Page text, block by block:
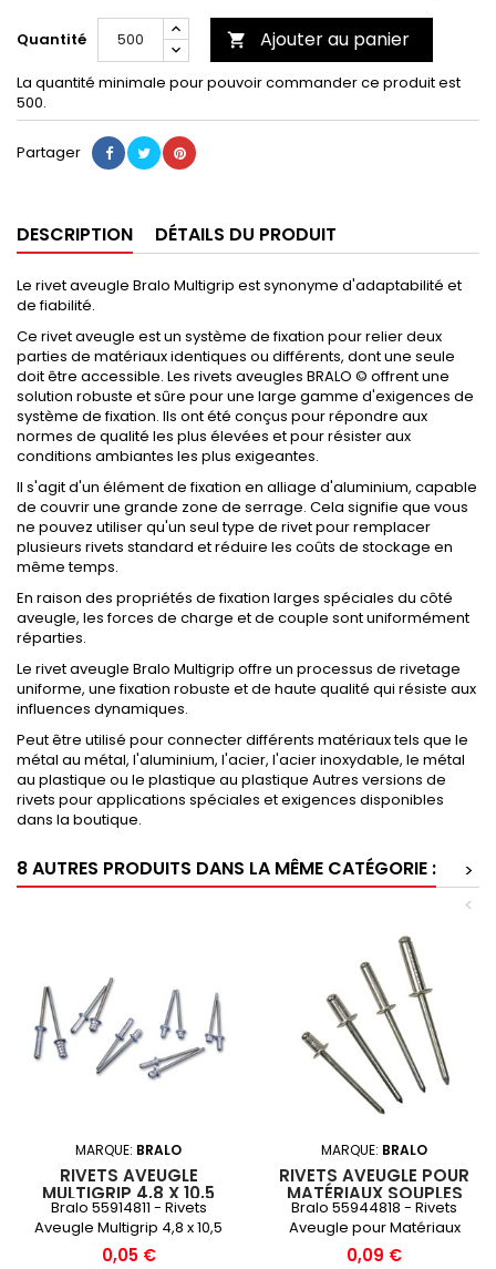
Quantité  Ajouter au panier
La quantité minimale pour pouvoir commander ce produit est
500.
Partager
DESCRIPTION DÉTAILS DU PRODUIT
Le rivet aveugle Bralo Multigrip est synonyme d'adaptabilité et
de fiabilité.
Ce rivet aveugle est un système de fixation pour relier deux
parties de matériaux identiques ou différents, dont une seule
doit être accessible. Les rivets aveugles BRALO © offrent une
solution robuste et sûre pour une large gamme d'exigences de
système de fixation. Ils ont été conçus pour répondre aux
normes de qualité les plus élevées et pour résister aux
conditions ambiantes les plus exigeantes.
Il s'agit d'un élément de fixation en alliage d'aluminium, capable
de couvrir une grande zone de serrage. Cela signifie que vous
ne pouvez utiliser qu'un seul type de rivet pour remplacer
plusieurs rivets standard et réduire les coûts de stockage en
même temps.
En raison des propriétés de fixation larges spéciales du côté
aveugle, les forces de charge et de couple sont uniformément
réparties.
Le rivet aveugle Bralo Multigrip offre un processus de rivetage
uniforme, une fixation robuste et de haute qualité qui résiste aux
influences dynamiques.
Peut être utilisé pour connecter différents matériaux tels que le
métal au métal, l'aluminium, l'acier, l'acier inoxydable, le métal
au plastique ou le plastique au plastique Autres versions de
rivets pour applications spéciales et exigences disponibles
dans la boutique.
8 AUTRES PRODUITS DANS LA MÊME CATÉGORIE :
>
<
MARQUE: BRALO
RIVETS AVEUGLE
MULTIGRIP 4,8 X 10,5
MM
Bralo 55914811 - Rivets
Aveugle Multigrip 4,8 x 10,5
mm
Prix
0,05 €
MARQUE: BRALO
RIVETS AVEUGLE POUR
MATÉRIAUX SOUPLES
4,8 X 18 MM
Bralo 55944818 - Rivets
Aveugle pour Matériaux
Souples 4,8 x 18 mm
Prix
0,09 €